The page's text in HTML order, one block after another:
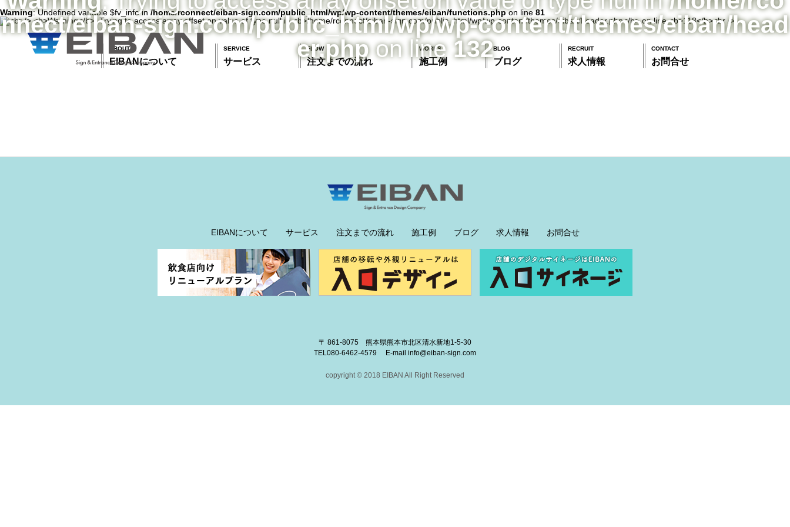
Warning: Undefined variable $fv_info in/home/rconnect/eiban-sign.com/public_html/wp/wp-content/themes/eiban/functions.phpon line81
nnect/eiban-sign.com/public_html/wp/wp-content/themes/eiban/head
er.phpon line 132
ABOUT
EIBANについて
SERVICE
サービス
FLOW
注文までの流れ
WORKS
施工例
BLOG
ブログ
RECRUIT
求人情報
CONTACT
お問合せ
EIBANについて サービス 注文までの流れ 施工例 ブログ 求人情報 お問合せ
〒 861-8075 熊本県熊本市北区清水新地1-5-30
TEL 080-6462-4579 E-mail info@eiban-sign.com
copyright © 2018 EIBAN All Right Reserved